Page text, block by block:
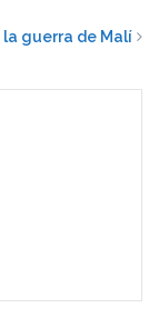
la guerra de Malí